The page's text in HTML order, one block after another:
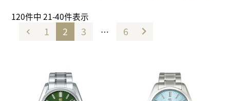
120件中 21-40件表示
1 2 3 … 6